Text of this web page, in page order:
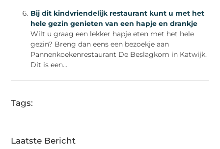
Bij dit kindvriendelijk restaurant kunt u met het
hele gezin genieten van een hapje en drankje
Wilt u graag een lekker hapje eten met het hele
gezin? Breng dan eens een bezoekje aan
Pannenkoekenrestaurant De Beslagkom in Katwijk.
Dit is een...
Tags:
Laatste Bericht